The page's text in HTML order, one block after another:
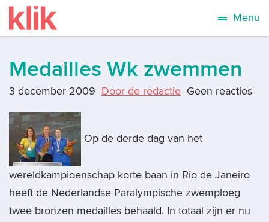
Menu
Medailles Wk zwemmen
3 december 2009 Door de redactie Geen reacties
Op de derde dag van het
wereldkampioenschap korte baan in Rio de Janeiro
heeft de Nederlandse Paralympische zwemploeg
twee bronzen medailles behaald. In totaal zijn er nu